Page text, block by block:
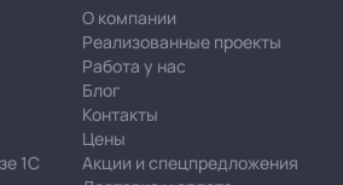
1С
О компании
Реализованные проекты
Работа у нас
Блог
Контакты
Цены
Акции и спецпредложения